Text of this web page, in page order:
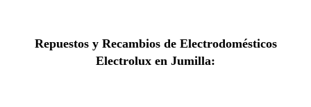
Repuestos y Recambios de Electrodomésticos
Electrolux en Jumilla: